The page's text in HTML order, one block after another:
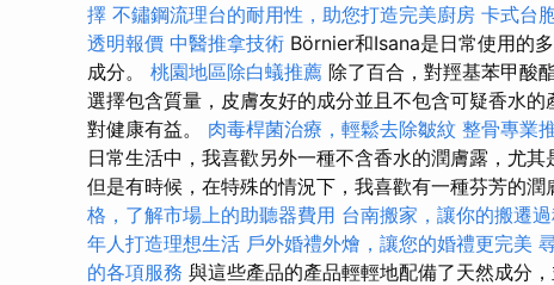
擇 不鏽鋼流理台的耐用性，助您打造完美廚房 卡式台
透明報價 中醫推拿技術 Börnier和Isana是日常使用的
成分。 桃園地區除白蟻推薦 除了百合，對羥基苯甲酸
選擇包含質量，皮膚友好的成分並且不包含可疑香水
對健康有益。 肉毒桿菌治療，輕鬆去除皺紋 整骨專業
日常生活中，我喜歡另外一種不含香水的潤膚露，尤其
但是有時候，在特殊的情況下，我喜歡有一種芬芳的潤
格，了解市場上的助聽器費用 台南搬家，讓你的搬遷
年人打造理想生活 戶外婚禮外燴，讓您的婚禮更完美
的各項服務 與這些產品的產品輕輕地配備了天然成分